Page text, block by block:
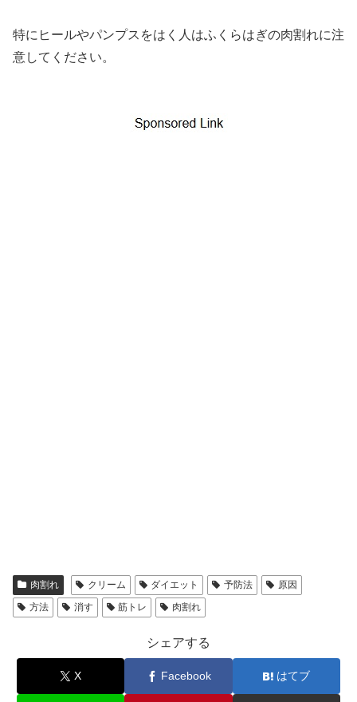
特にヒールやパンプスをはく人はふくらはぎの肉割れに注
意してください。
肉割れ クリーム ダイエット 予防法
原因
方法
消す 筋トレ 肉割れ
シェアする
X Facebook はてブ